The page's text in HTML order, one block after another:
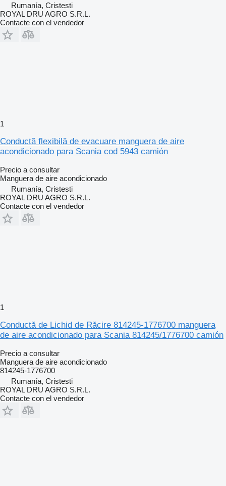
Rumanía, Cristesti
ROYAL DRU AGRO S.R.L.
Contacte con el vendedor
1
Conductă flexibilă de evacuare manguera de aire
acondicionado para Scania cod 5943 camión
Precio a consultar
Manguera de aire acondicionado
Rumanía, Cristesti
ROYAL DRU AGRO S.R.L.
Contacte con el vendedor
1
Conductă de Lichid de Răcire 814245-1776700 manguera
de aire acondicionado para Scania 814245/1776700 camión
Precio a consultar
Manguera de aire acondicionado
814245-1776700
Rumanía, Cristesti
ROYAL DRU AGRO S.R.L.
Contacte con el vendedor